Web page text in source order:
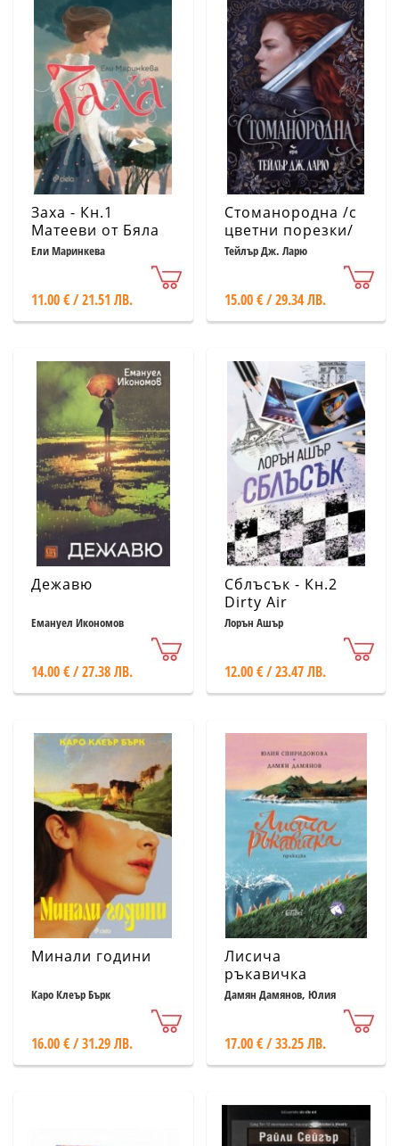
Заха - Кн.1
Матееви от Бяла
Ели Маринкева
11.00 € / 21.51 ЛВ.
Стоманородна /с
цветни порезки/
Тейлър Дж. Ларю
15.00 € / 29.34 ЛВ.
Дежавю
Емануел Икономов
14.00 € / 27.38 ЛВ.
Сблъсък - Кн.2
Dirty Air
Лорън Ашър
12.00 € / 23.47 ЛВ.
Минали години
Каро Клеър Бърк
16.00 € / 31.29 ЛВ.
Лисича
ръкавичка
Дамян Дамянов, Юлия
17.00 € / 33.25 ЛВ.